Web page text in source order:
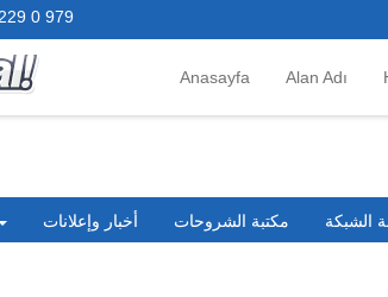
0 979
Anasayfa Alan Adı
أخبار وإعلانات مكتبة الشروحات الشبكة